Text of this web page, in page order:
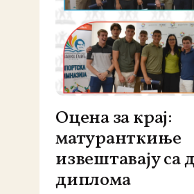
Оцена за крај:
матуранткиње
извештавају са
диплома